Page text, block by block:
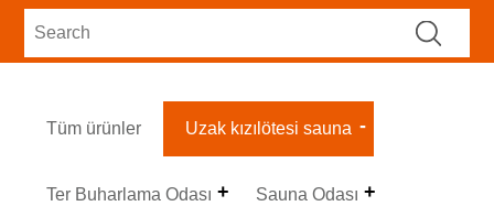
Tüm ürünler Uzak kızılötesi sauna
Ter Buharlama Odası Sauna Odası